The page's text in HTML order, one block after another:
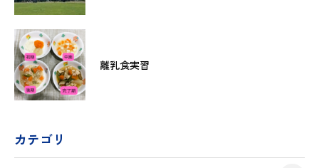
離乳食実習
カテゴリ